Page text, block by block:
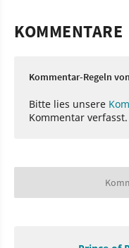
KOMMENTARE
Kommentar-Regeln
Bitte lies unsere
Kommentar verfasst.